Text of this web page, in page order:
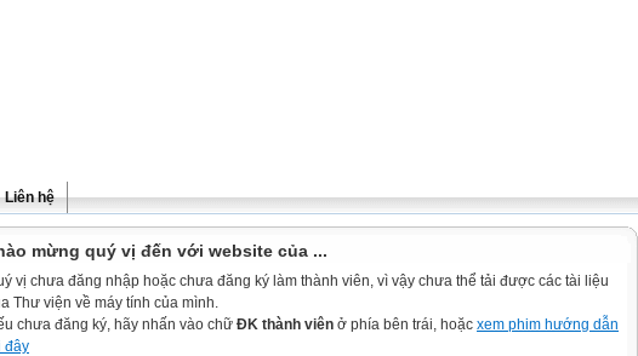
Liên hệ
mừng quý vị đến với website của ...
vị chưa đăng nhập hoặc chưa đăng ký làm thành viên, vì vậy chưa thể tải được các tài liệu
Thư viện về máy tính của mình.
chưa đăng ký, hãy nhấn vào chữ ĐK thành viên ở phía bên trái, hoặc xem phim hướng dẫn
đây